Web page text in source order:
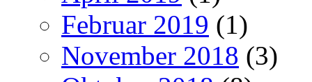
Februar 2019 (1)
November 2018 (3)